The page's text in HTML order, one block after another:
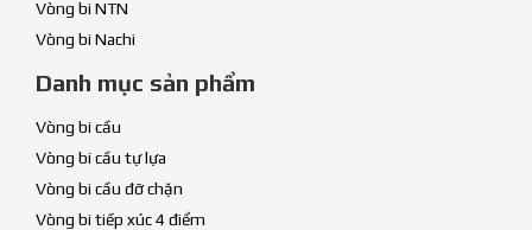
Vòng bi NTN
Vòng bi Nachi
Danh mục sản phẩm
Vòng bi cầu
Vòng bi cầu tự lựa
Vòng bi cầu đỡ chặn
Vòng bi tiếp xúc 4 điểm